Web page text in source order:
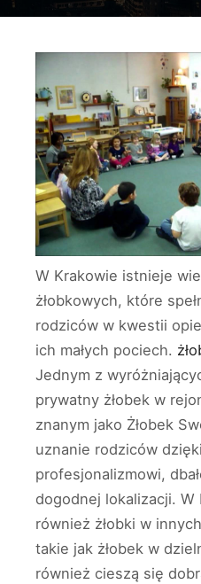
W Krakowie istnieje
żłobkowych, które
rodziców w kwestii
ich małych pociech.
Jednym z
prywatny żłobek w
znanym jako Żłobek
uznanie rodziców
profesjonalizmowi,
dogodnej lokalizacji. W
również żłobki w
takie jak żłobek w
również cieszą się